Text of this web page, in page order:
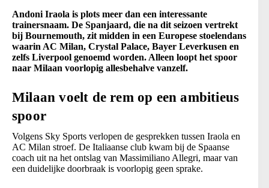
Andoni Iraola is plots meer dan een interessante
trainersnaam. De Spanjaard, die na dit seizoen vertrekt
bij Bournemouth, zit midden in een Europese stoelendans
waarin AC Milan, Crystal Palace, Bayer Leverkusen en
zelfs Liverpool genoemd worden. Alleen loopt het spoor
naar Milaan voorlopig allesbehalve vanzelf.
Milaan voelt de rem op een ambitieus
spoor
Volgens Sky Sports verlopen de gesprekken tussen Iraola en
AC Milan stroef. De Italiaanse club kwam bij de Spaanse
coach uit na het ontslag van Massimiliano Allegri, maar van
een duidelijke doorbraak is voorlopig geen sprake.